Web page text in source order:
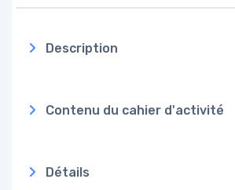
Description
Contenu du cahier d'activité
Détails